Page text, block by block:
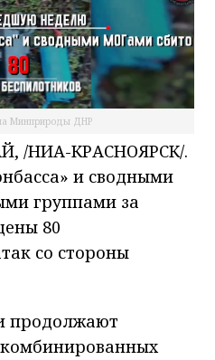
Минприроды ДНР
/НИА-КРАСНОЯРСК/.
и сводными
группами за
80
со стороны
продолжают